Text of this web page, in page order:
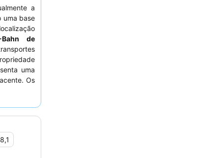
a
uma base
Bahn de
uma
Os
serviço
8,1